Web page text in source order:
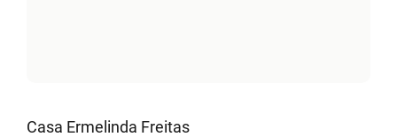
Casa Ermelinda Freitas